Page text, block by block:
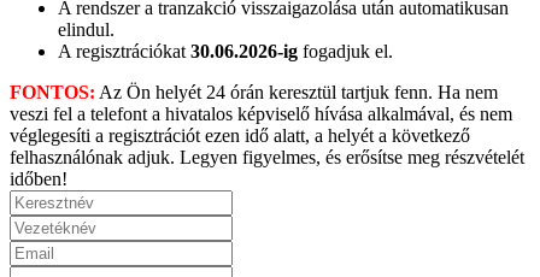
A rendszer a tranzakció visszaigazolása után automatikusan
elindul.
A regisztrációkat 30.06.2026-ig fogadjuk el.
FONTOS: Az Ön helyét 24 órán keresztül tartjuk fenn. Ha nem
veszi fel a telefont a hivatalos képviselő hívása alkalmával, és nem
véglegesíti a regisztrációt ezen idő alatt, a helyét a következő
felhasználónak adjuk. Legyen figyelmes, és erősítse meg részvételét
időben!